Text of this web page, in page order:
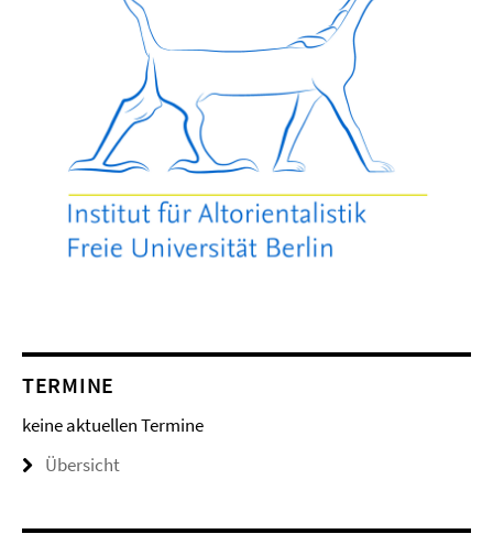
TERMINE
keine aktuellen Termine
Übersicht